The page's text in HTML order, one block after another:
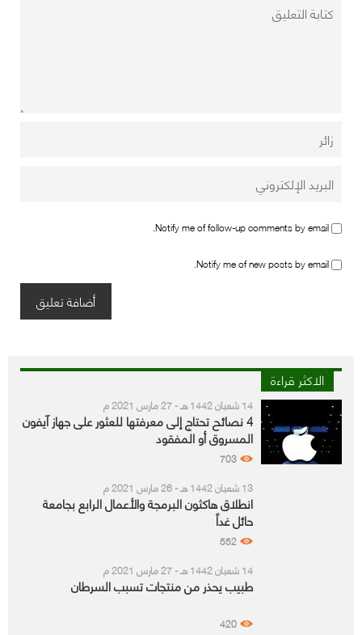
Notify me of follow-up comments by email.
Notify me of new posts by email.
الاكثر قراءة
14 شعبان 1442 هـ - 27 مارس 2021 م
4 نصائح تحتاج إلى معرفتها للعثور على جهاز آيفون
المسروق أو المفقود
703
13 شعبان 1442 هـ - 26 مارس 2021 م
انطلاق هاكثون البرمجة والأعمال الرابع بجامعة
حائل غداً
552
14 شعبان 1442 هـ - 27 مارس 2021 م
طبيب يحذر من منتجات تسبب السرطان
420